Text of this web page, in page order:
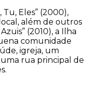
Eles” (2000),
além de outros
(2010), a Ilha
comunidade
igreja, um
rua principal de